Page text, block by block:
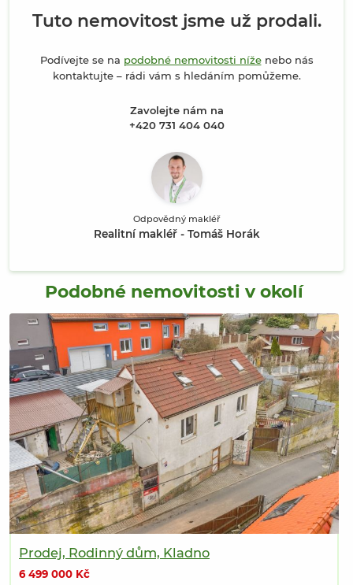
Tuto nemovitost jsme už prodali.
Podívejte se na podobné nemovitosti níženebo nás
kontaktujte – rádi vám s hledáním pomůžeme.
Zavolejte nám na
+420 731 404 040
Odpovědný makléř
Realitní makléř - Tomáš Horák
Podobné nemovitosti v okolí
Prodej, Rodinný dům, Kladno
6 499 000 Kč